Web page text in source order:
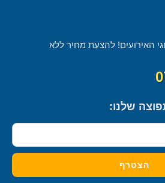
האירועים! להצעת מחיר ללא
שלנו: